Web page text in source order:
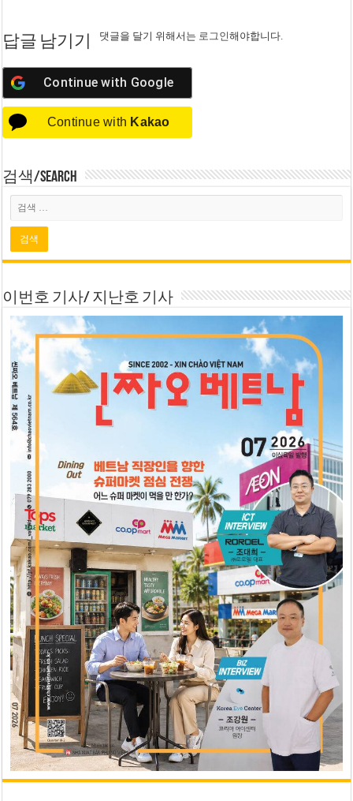
답글 남기기 댓글을 달기 위해서는 로그인해야합니다.
Continue with Google
Continue with Kakao
검색/Search
이번호 기사/ 지난호 기사